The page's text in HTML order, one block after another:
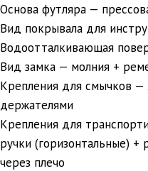
Основа футляра —
Вид покрывала для
Водоотталкивающая
Вид замка — молния +
Крепления для смычков
держателями
Крепления для
ручки (горизонтальные)
через плечо